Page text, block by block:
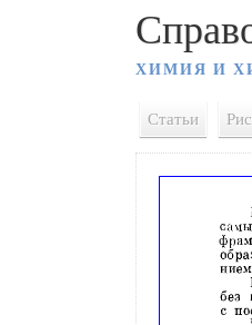
ХИМИЯ И
Статьи